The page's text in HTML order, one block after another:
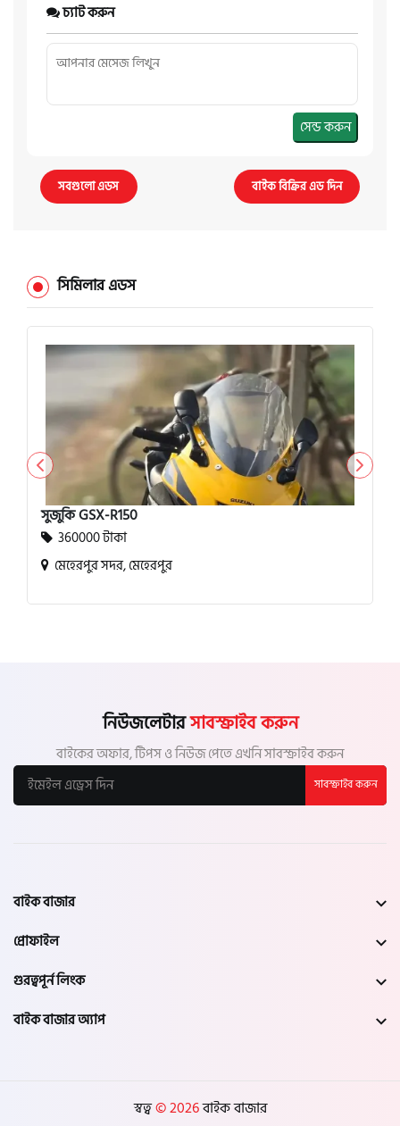
চ্যাট করুন
সেন্ড করুন
সবগুলো এডস বাইক বিক্রির এড দিন
সিমিলার এডস
সুজুকি GSX-R150
360000 টাকা
মেহেরপুর সদর, মেহেরপুর
নিউজলেটারসাবস্ক্রাইব করুন
বাইকের অফার, টিপস ও নিউজ পেতে এখনি সাবস্ক্রাইব করুন
সাবস্ক্রাইব করুন
বাইক বাজার
প্রোফাইল
গুরত্বপূর্ন লিংক
বাইক বাজার অ্যাপ
স্বত্ব© 2026বাইক বাজার